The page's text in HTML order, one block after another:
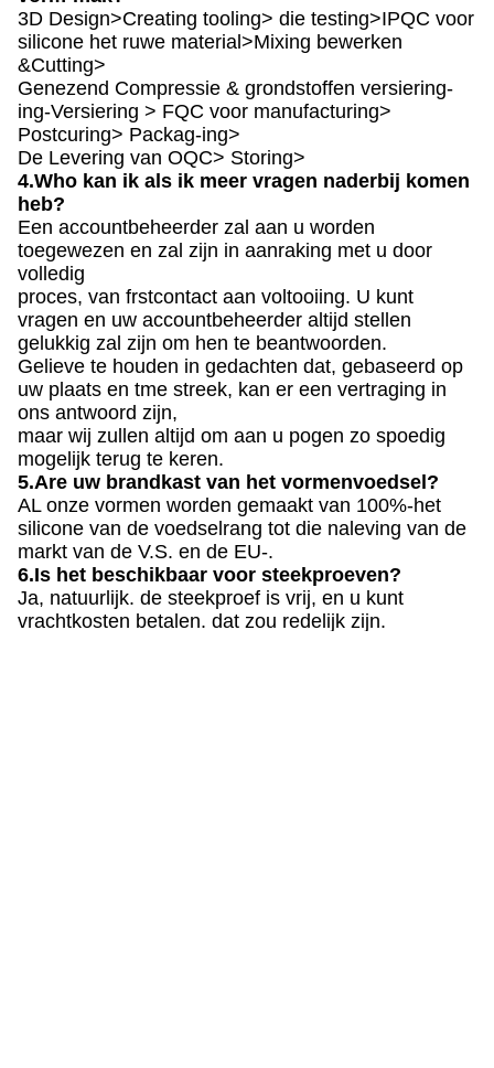
3D Design>Creating tooling> die testing>IPQC voor
silicone het ruwe material>Mixing bewerken
&Cutting>
Genezend Compressie & grondstoffen versiering-
ing-Versiering > FQC voor manufacturing>
Postcuring> Packag-ing>
De Levering van OQC> Storing>
4.Who kan ik als ik meer vragen naderbij komen
heb?
Een accountbeheerder zal aan u worden
toegewezen en zal zijn in aanraking met u door
volledig
proces, van frstcontact aan voltooiing. U kunt
vragen en uw accountbeheerder altijd stellen
gelukkig zal zijn om hen te beantwoorden.
Gelieve te houden in gedachten dat, gebaseerd op
uw plaats en tme streek, kan er een vertraging in
ons antwoord zijn,
maar wij zullen altijd om aan u pogen zo spoedig
mogelijk terug te keren.
5.Are uw brandkast van het vormenvoedsel?
AL onze vormen worden gemaakt van 100%-het
silicone van de voedselrang tot die naleving van de
markt van de V.S. en de EU-.
6.Is het beschikbaar voor steekproeven?
Ja, natuurlijk. de steekproef is vrij, en u kunt
vrachtkosten betalen. dat zou redelijk zijn.